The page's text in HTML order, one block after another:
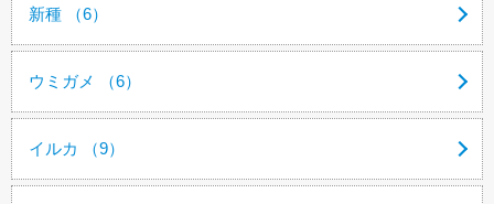
新種 （6）
ウミガメ （6）
イルカ （9）